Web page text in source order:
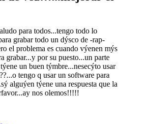
para todos...tengo todo lo
grabar todo un dýsco de -rap-
el problema es cuando výenen mýs
grabar...y por su puesto...un parte
un buen týmbre...nesecýto usar
tengo q usar un software para
alguýen týene una respuesta que la
nos olemos!!!!!